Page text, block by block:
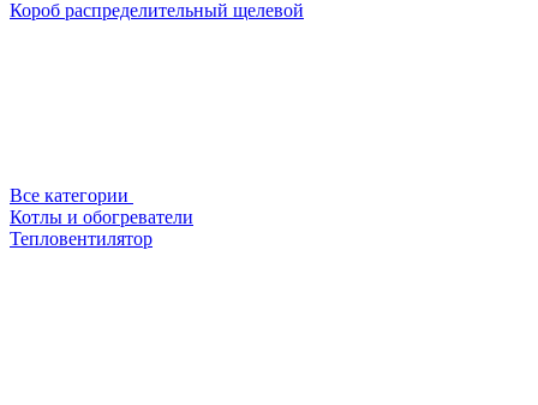
Короб распределительный щелевой
Все категории
Котлы и обогреватели
Тепловентилятор